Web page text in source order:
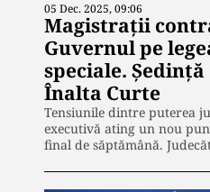
05 Dec. 2025, 09:06
Magistrații
Guvernul pe
speciale.
Înalta Curte
Tensiunile dintre puterea
executivă ating un nou
final de săptămână.